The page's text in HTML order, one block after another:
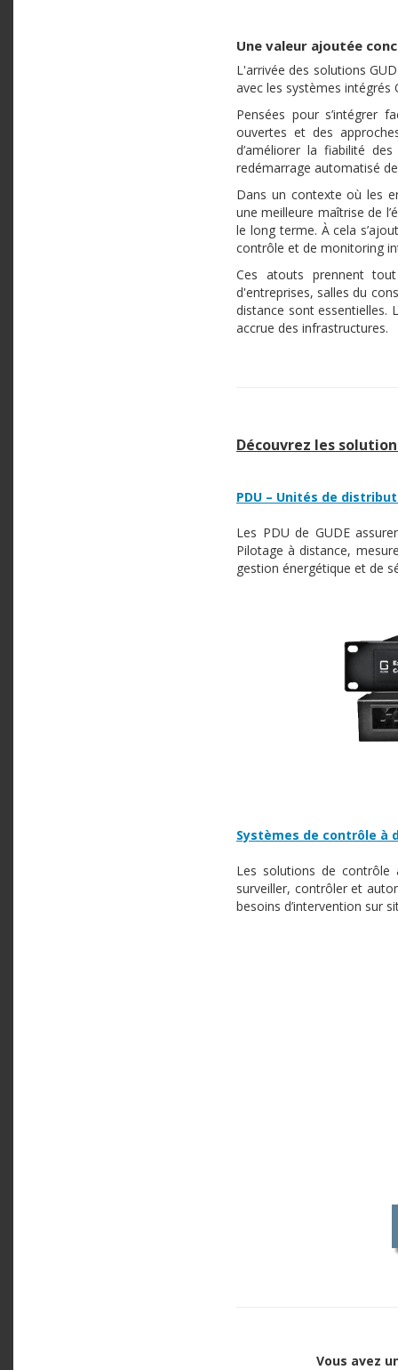
Une valeur ajoutée
L'arrivée des solutions
avec les systèmes intégrés
Pensées pour s’intégrer
ouvertes et des
d’améliorer la fiabilité
redémarrage automatisé
Dans un contexte où les
une meilleure maîtrise de
le long terme. À cela
contrôle et de monitoring
Ces atouts prennent
d'entreprises, salles du
distance sont essentielles.
accrue des infrastructures.
Découvrez les
PDU – Unités de
Les PDU de GUDE
Pilotage à distance,
gestion énergétique et de
Systèmes de contrôle à
Les solutions de contrôle
surveiller, contrôler et
besoins d’intervention sur
Vous avez